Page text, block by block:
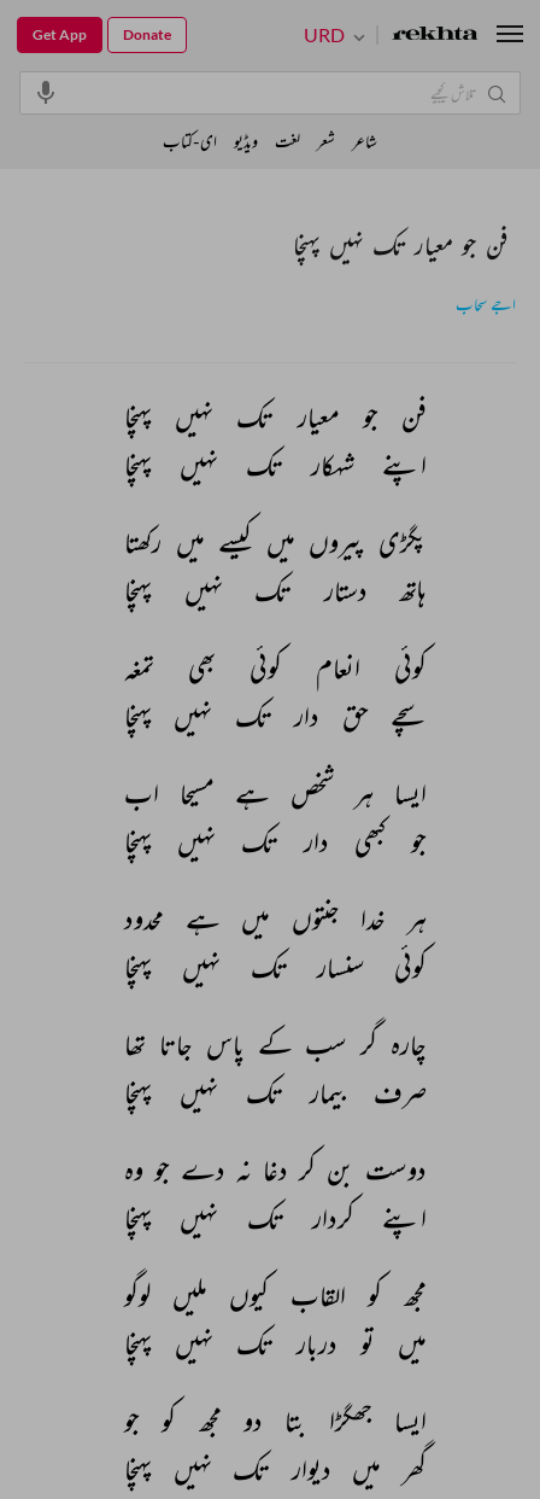
فن جو معیار تک نہیں پہنچا
اجے سحاب
فن جو معیار تک نہیں
پہنچا
اپنے
شہکار تک نہیں
پہنچا
پگڑی پیروں میں کیسے میں رکھتا
ہاتھ
دستار تک نہیں
پہنچا
کوئی
انعام کوئی بھی
تمغہ
سچے
حق دار تک نہیں پہنچا
ایسا
ہر شخص ہے مسیحا
اب
جو
کبھی دار تک نہیں
پہنچا
ہر
خدا جنتوں میں ہے
محدود
کوئی
سنسار تک نہیں
پہنچا
چارہ گر سب کے پاس جاتا تھا
صرف
بیمار تک نہیں
پہنچا
دوست بن کر دغا نہ دے جو وہ
اپنے
کردار تک نہیں
پہنچا
مجھ
کو القاب کیوں ملیں لوگو
میں
تو دربار تک نہیں
پہنچا
ایسا
جھگڑا بتا دو مجھ کو جو
گھر
میں دیوار تک نہیں پہنچا
URD
Get App Donate
شاعر شعر لغت ویڈیو ای-کتاب